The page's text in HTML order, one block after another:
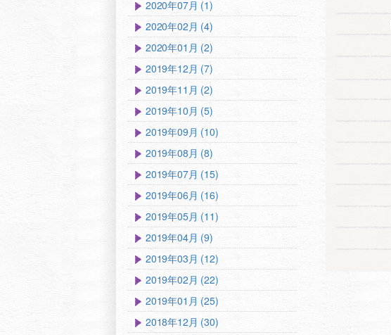
2020年07月 (1)
2020年02月 (4)
2020年01月 (2)
2019年12月 (7)
2019年11月 (2)
2019年10月 (5)
2019年09月 (10)
2019年08月 (8)
2019年07月 (15)
2019年06月 (16)
2019年05月 (11)
2019年04月 (9)
2019年03月 (12)
2019年02月 (22)
2019年01月 (25)
2018年12月 (30)